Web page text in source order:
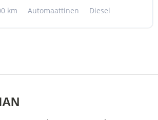
km Automaattinen Diesel